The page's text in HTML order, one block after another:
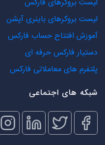
لیست بروکرهای فارکس
لیست بروکرهای باینری آپشن
آموزش افتتاح حساب فارکس
دستیار فارکس حرفه ای
پلتفرم های معاملاتی فارکس
شبکه های اجتماعی